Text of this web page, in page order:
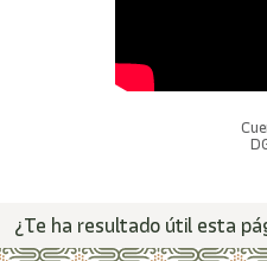
¿Te ha resultado útil esta